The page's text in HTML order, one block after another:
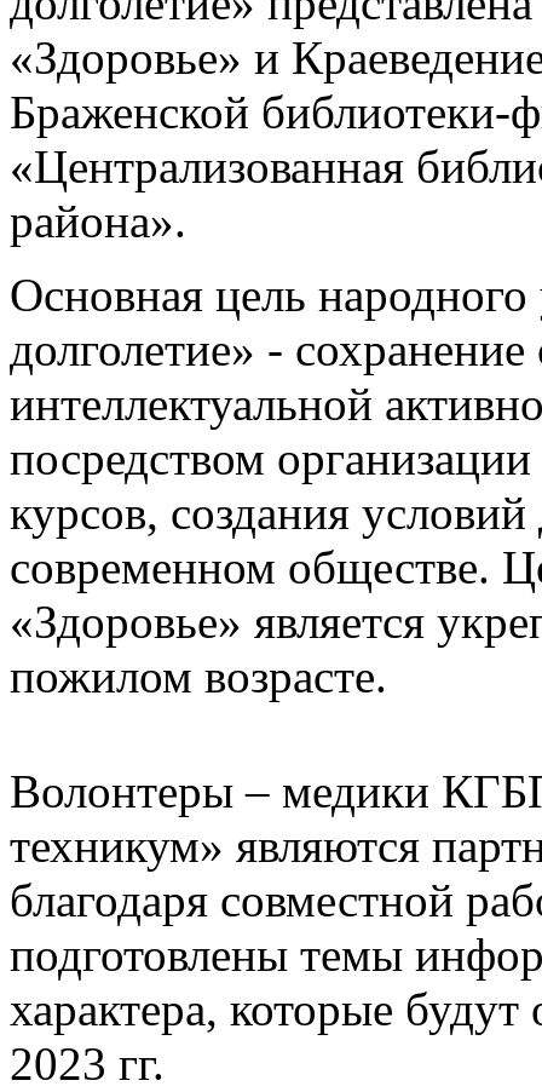
«Здоровье» и
Браженской
«Централизованная
района».
Основная цель
долголетие» -
интеллектуальной
посредством
курсов, создания
современном обществе.
«Здоровье» является
пожилом возрасте.
Волонтеры – медики
техникум» являются
благодаря совместной
подготовлены темы
характера, которые
2023 гг.